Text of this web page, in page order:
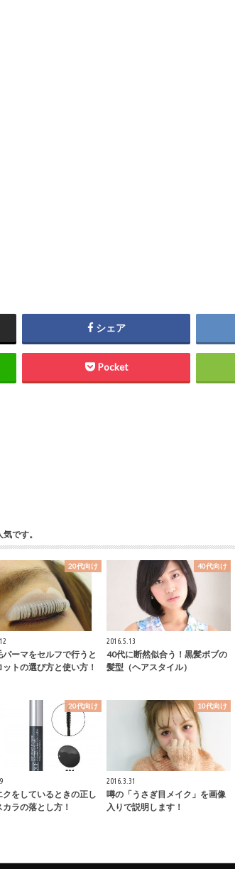
シェア
Pocket
です。
20代向け
パーマをセルフで行うと
ットの選び方と使い方！
40代向け
2016.5.13
40代に断然似合う！黒髪ボブの
髪型（ヘアスタイル）
20代向け
クをしているときの正し
カラの落とし方！
10代向け
2016.3.31
噂の「うさぎ目メイク」を画像
入りで説明します！